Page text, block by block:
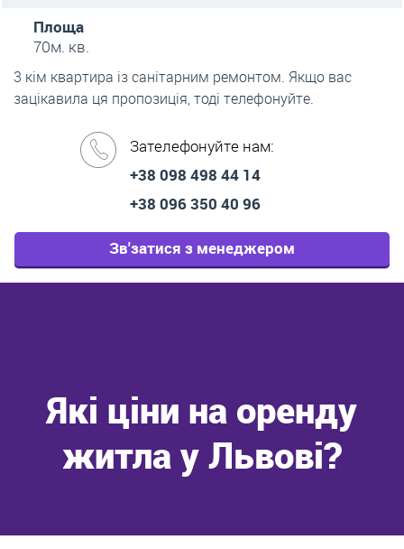
Площа
70м. кв.
3 кім квартира із санітарним ремонтом. Якщо вас
зацікавила ця пропозиція, тоді телефонуйте.
Зателефонуйте нам:
+38 098 498 44 14
+38 096 350 40 96
Зв'затися з менеджером
Які ціни на оренду
житла у Львові?